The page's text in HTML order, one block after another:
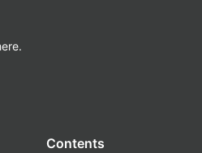
Contents